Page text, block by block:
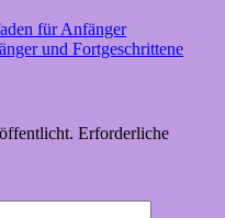
für Anfänger
und Fortgeschrittene
Erforderliche